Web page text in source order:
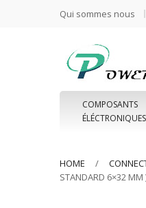
Qui sommes nous
COMPOSANTS
ÉLÉCTRONIQUES
HOME
STANDARD 6×32 MM